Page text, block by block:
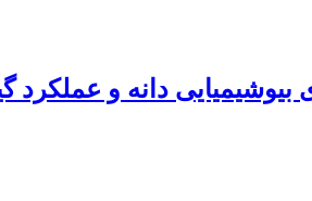
دانه و عملکرد